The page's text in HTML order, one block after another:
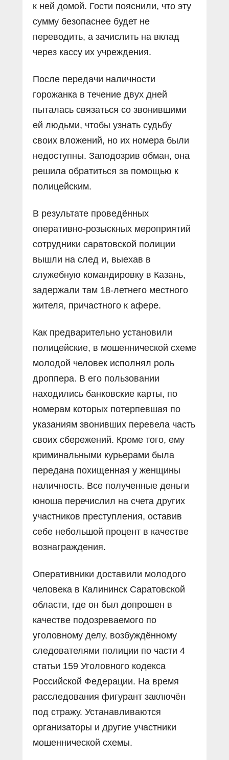
к ней домой. Гости пояснили, что эту
сумму безопаснее будет не
переводить, а зачислить на вклад
через кассу их учреждения.
После передачи наличности
горожанка в течение двух дней
пыталась связаться со звонившими
ей людьми, чтобы узнать судьбу
своих вложений, но их номера были
недоступны. Заподозрив обман, она
решила обратиться за помощью к
полицейским.
В результате проведённых
оперативно-розыскных мероприятий
сотрудники саратовской полиции
вышли на след и, выехав в
служебную командировку в Казань,
задержали там 18-летнего местного
жителя, причастного к афере.
Как предварительно установили
полицейские, в мошеннической схеме
молодой человек исполнял роль
дроппера. В его пользовании
находились банковские карты, по
номерам которых потерпевшая по
указаниям звонивших перевела часть
своих сбережений. Кроме того, ему
криминальными курьерами была
передана похищенная у женщины
наличность. Все полученные деньги
юноша перечислил на счета других
участников преступления, оставив
себе небольшой процент в качестве
вознаграждения.
Оперативники доставили молодого
человека в Калининск Саратовской
области, где он был допрошен в
качестве подозреваемого по
уголовному делу, возбуждённому
следователями полиции по части 4
статьи 159 Уголовного кодекса
Российской Федерации. На время
расследования фигурант заключён
под стражу. Устанавливаются
организаторы и другие участники
мошеннической схемы.